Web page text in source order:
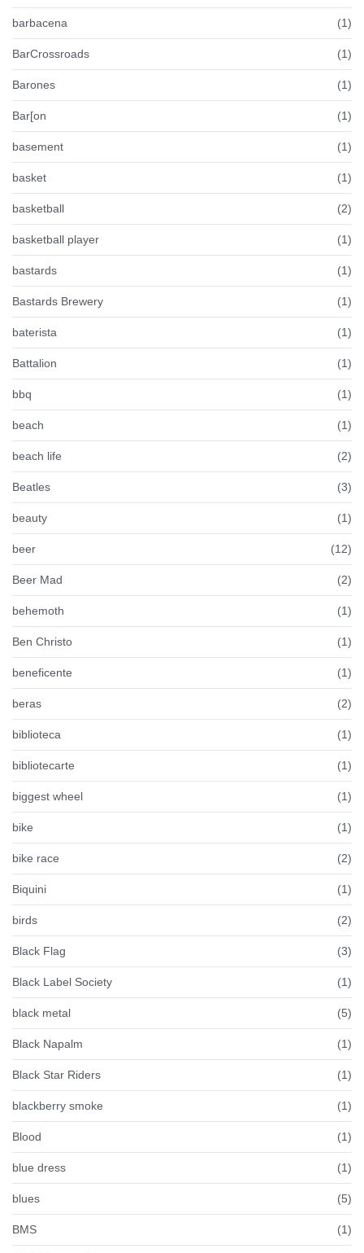
barbacena (1)
BarCrossroads (1)
Barones (1)
Bar[on (1)
basement (1)
basket (1)
basketball (2)
basketball player (1)
bastards (1)
Bastards Brewery (1)
baterista (1)
Battalion (1)
bbq (1)
beach (1)
beach life (2)
Beatles (3)
beauty (1)
beer (12)
Beer Mad (2)
behemoth (1)
Ben Christo (1)
beneficente (1)
beras (2)
biblioteca (1)
bibliotecarte (1)
biggest wheel (1)
bike (1)
bike race (2)
Biquini (1)
birds (2)
Black Flag (3)
Black Label Society (1)
black metal (5)
Black Napalm (1)
Black Star Riders (1)
blackberry smoke (1)
Blood (1)
blue dress (1)
blues (5)
BMS (1)